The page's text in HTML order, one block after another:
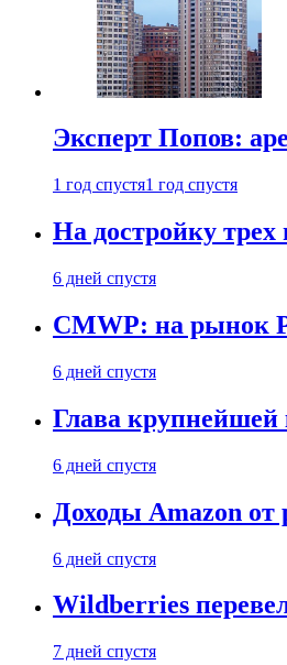
Эксперт Попов:
1 год спустя1 год спустя
На достройку трех
6 дней спустя
CMWP: на рынок
6 дней спустя
Глава крупнейшей
6 дней спустя
Доходы Amazon
6 дней спустя
Wildberries
7 дней спустя